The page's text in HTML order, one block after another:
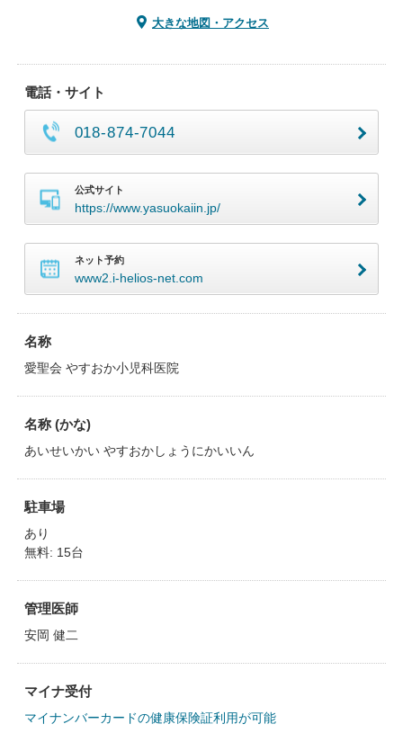
大きな地図・アクセス
電話・サイト
018-874-7044
公式サイト
https://www.yasuokaiin.jp/
ネット予約
www2.i-helios-net.com
名称
愛聖会 やすおか小児科医院
名称 (かな)
あいせいかい やすおかしょうにかいいん
駐車場
あり
無料: 15台
管理医師
安岡 健二
マイナ受付
マイナンバーカードの健康保険証利用が可能